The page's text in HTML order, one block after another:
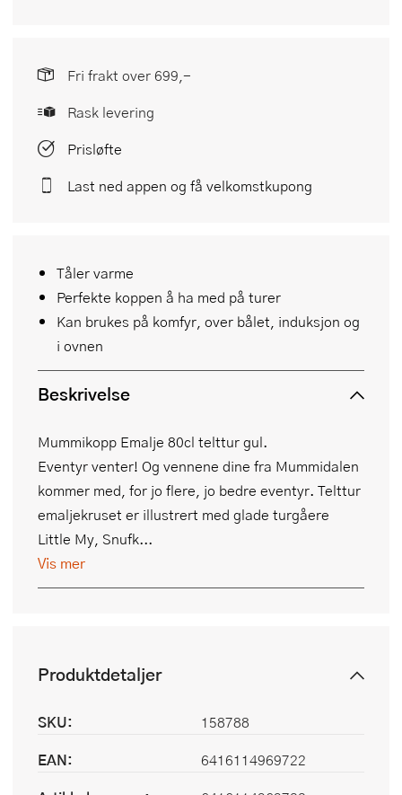
Tåler varme
Perfekte koppen å ha med på turer
Kan brukes på komfyr, over bålet, induksjon og
i ovnen
Beskrivelse
Mummikopp Emalje 80cl telttur gul.
Eventyr venter! Og vennene dine fra Mummidalen
kommer med, for jo flere, jo bedre eventyr. Telttur
emaljekruset er illustrert med glade turgåere
Little My, Snufk...
Vis mer
Fri frakt over 699,-
Rask levering
Prisløfte
Last ned appen og få velkomstkupong
Produktdetaljer
SKU:
158788
EAN:
6416114969722